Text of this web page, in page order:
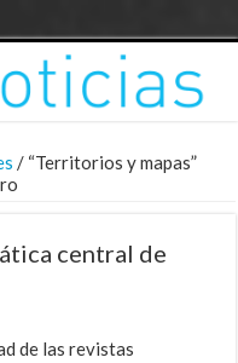
/ “Territorios y mapas”
central de
de las revistas